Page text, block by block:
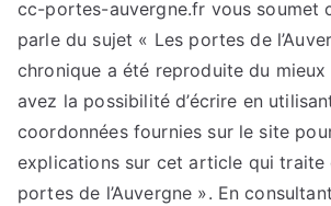
cc-portes-auvergne.fr vous soumet
parle du sujet « Les portes de
chronique a été reproduite du mieux
avez la possibilité d’écrire en
coordonnées fournies sur le site
explications sur cet article qui traite
portes de l’Auvergne ». En